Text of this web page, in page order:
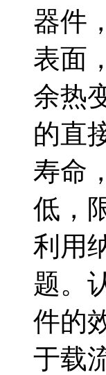
器件
表面
余热
的直
寿命
低，
利用
题。
件的
于载